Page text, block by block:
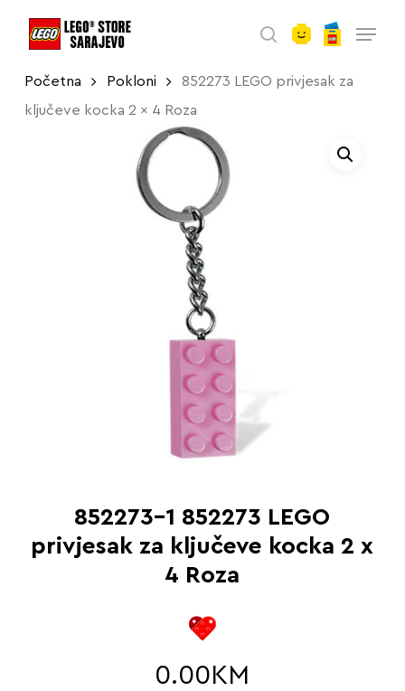
search
Početna Pokloni 852273 LEGO privjesak za
ključeve kocka 2 x 4 Roza
852273-1 852273 LEGO
privjesak za ključeve kocka 2 x
4 Roza
0.00 KM